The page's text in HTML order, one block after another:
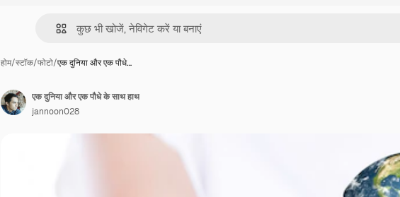
होम/स्टॉक/फोटो/एक दुनिया और एक पौधे…
एक दुनिया और एक पौधे के साथ हाथ
jannoon028